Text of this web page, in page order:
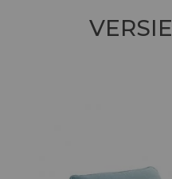
VERSIE